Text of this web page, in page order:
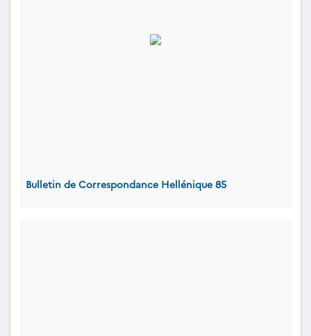
Bulletin de Correspondance Hellénique 85